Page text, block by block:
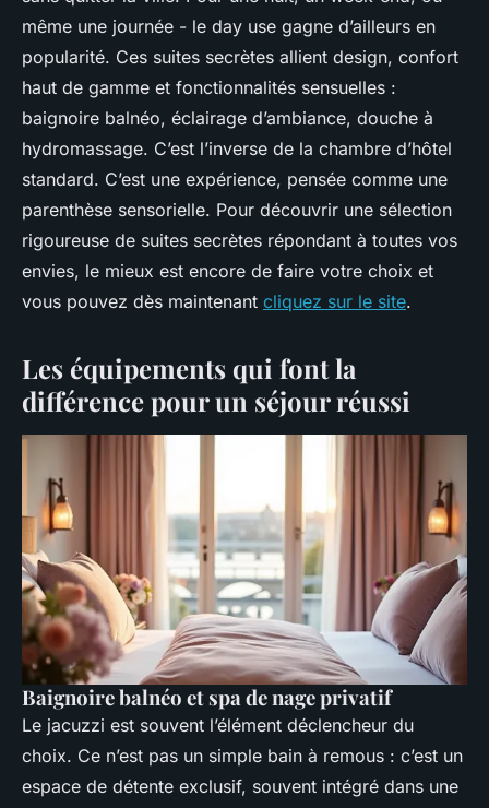
même une journée - le day use gagne d’ailleurs en
popularité. Ces suites secrètes allient design, confort
haut de gamme et fonctionnalités sensuelles :
baignoire balnéo, éclairage d’ambiance, douche à
hydromassage. C’est l’inverse de la chambre d’hôtel
standard. C’est une expérience, pensée comme une
parenthèse sensorielle. Pour découvrir une sélection
rigoureuse de suites secrètes répondant à toutes vos
envies, le mieux est encore de faire votre choix et
vous pouvez dès maintenant cliquez sur le site.
Les équipements qui font la
différence pour un séjour réussi
Baignoire balnéo et spa de nage privatif
Le jacuzzi est souvent l’élément déclencheur du
choix. Ce n’est pas un simple bain à remous : c’est un
espace de détente exclusif, souvent intégré dans une